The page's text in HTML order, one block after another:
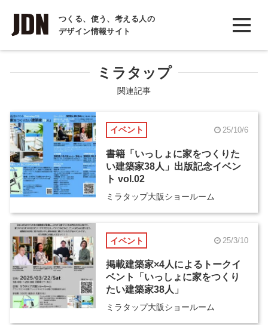
つくる、使う、考える人の
デザイン情報サイト
INTERVIEW
インタビュー
COLUMN
コラム
ミラタップ
関連記事
イベント 25/10/6
書籍「いっしょに家をつくりた
い建築家38人」出版記念イベン
ト vol.02
ミラタップ大阪ショールーム
イベント 25/3/10
掲載建築家×4人によるトークイ
ベント「いっしょに家をつくり
たい建築家38人」
ミラタップ大阪ショールーム